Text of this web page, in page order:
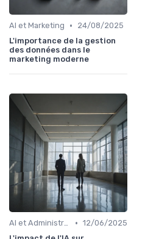
AI et Marketing •
24/08/2025
L'importance de la gestion
des données dans le
marketing moderne
AI et Administration • 12/06/2025